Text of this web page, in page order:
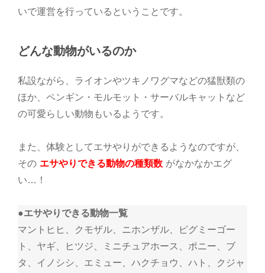
いで運営を行っているということです。
どんな動物がいるのか
私設ながら、ライオンやツキノワグマなどの猛獣類の
ほか、ペンギン・モルモット・サーバルキャットなど
の可愛らしい動物もいるようです。
また、体験としてエサやりができるようなのですが、
その エサやりできる動物の種類数 がなかなかエグ
い…！
●エサやりできる動物一覧
マントヒヒ、クモザル、ニホンザル、ピグミーゴー
ト、ヤギ、ヒツジ、ミニチュアホース、ポニー、ブ
タ、イノシシ、エミュー、ハクチョウ、ハト、クジャ